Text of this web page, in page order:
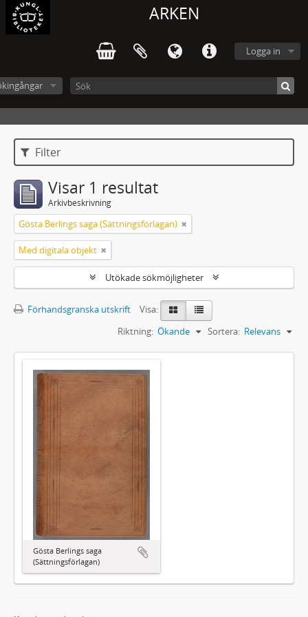
ARKEN
Logga in
Filter
Visar 1 resultat
Arkivbeskrivning
Gösta Berlings saga (Sättningsförlagan)
Med digitala objekt
Utökade sökmöjligheter
Förhandsgranska utskrift
Visa:
Sortera: Relevans
Riktning: Ökande
Gösta Berlings saga
(Sättningsförlagan)